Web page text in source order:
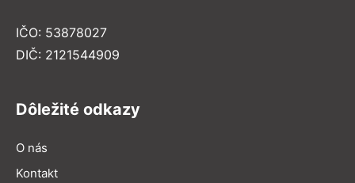
IČO: 53878027
DIČ: 2121544909
Dôležité odkazy
O nás
Kontakt